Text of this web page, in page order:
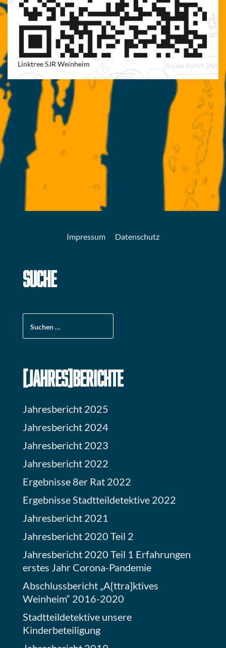
Linktree SJR Weinheim
Impressum Datenschutz
SUCHE
[JAHRES]BERICHTE
Jahresbericht 2025
Jahresbericht 2024
Jahresbericht 2023
Jahresbericht 2022
Ergebnisse 8er Rat 2022
Ergebnisse Stadtteildetektive 2022
Jahresbericht 2021
Jahresbericht 2020 Teil 2
Jahresbericht 2020 Teil 1 Erfahrungen
erstes Jahr Corona-Pandemie
Abschlussbericht „A[ttra]ktives
Weinheim“ 2016-2020
Stadtteildetektive unsere
Kinderbeteiligung